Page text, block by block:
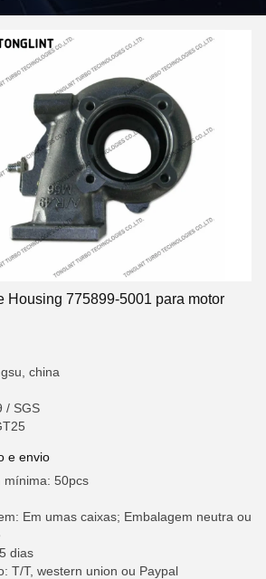
Housing 775899-5001 para motor
china
/ SGS
e envio
mínima: 50pcs
Em umas caixas; Embalagem neutra ou
dias
T/T, western union ou Paypal